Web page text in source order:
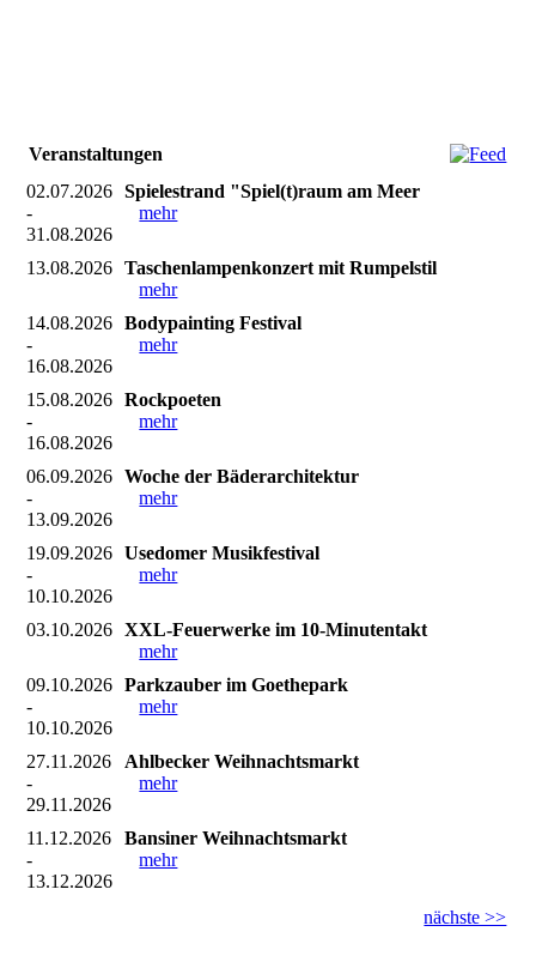
Veranstaltungen
02.07.2026
-
31.08.2026
Spielestrand "Spiel(t)raum am Meer
mehr
13.08.2026
Taschenlampenkonzert mit Rumpelstil
mehr
14.08.2026
-
16.08.2026
Bodypainting Festival
mehr
15.08.2026
-
16.08.2026
Rockpoeten
mehr
06.09.2026
-
13.09.2026
Woche der Bäderarchitektur
mehr
19.09.2026
-
10.10.2026
Usedomer Musikfestival
mehr
03.10.2026
XXL-Feuerwerke im 10-Minutentakt
mehr
09.10.2026
-
10.10.2026
Parkzauber im Goethepark
mehr
27.11.2026
-
29.11.2026
Ahlbecker Weihnachtsmarkt
mehr
11.12.2026
-
13.12.2026
Bansiner Weihnachtsmarkt
mehr
nächste >>